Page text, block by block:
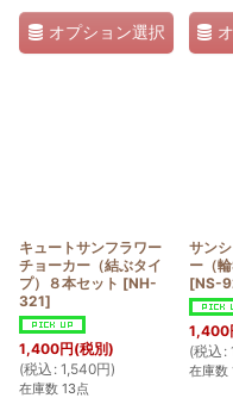
オプション選択
キュートサンフラワー
チョーカー（結ぶタイ
プ）８本セット [NH-
321]
1,400円(税別)
(税込 : 1,540円)
在庫数 13点
サン
ー（
[NS-
1,400
(税込 :
在庫数